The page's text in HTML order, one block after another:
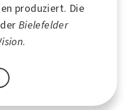
produziert. Die
Bielefelder
.